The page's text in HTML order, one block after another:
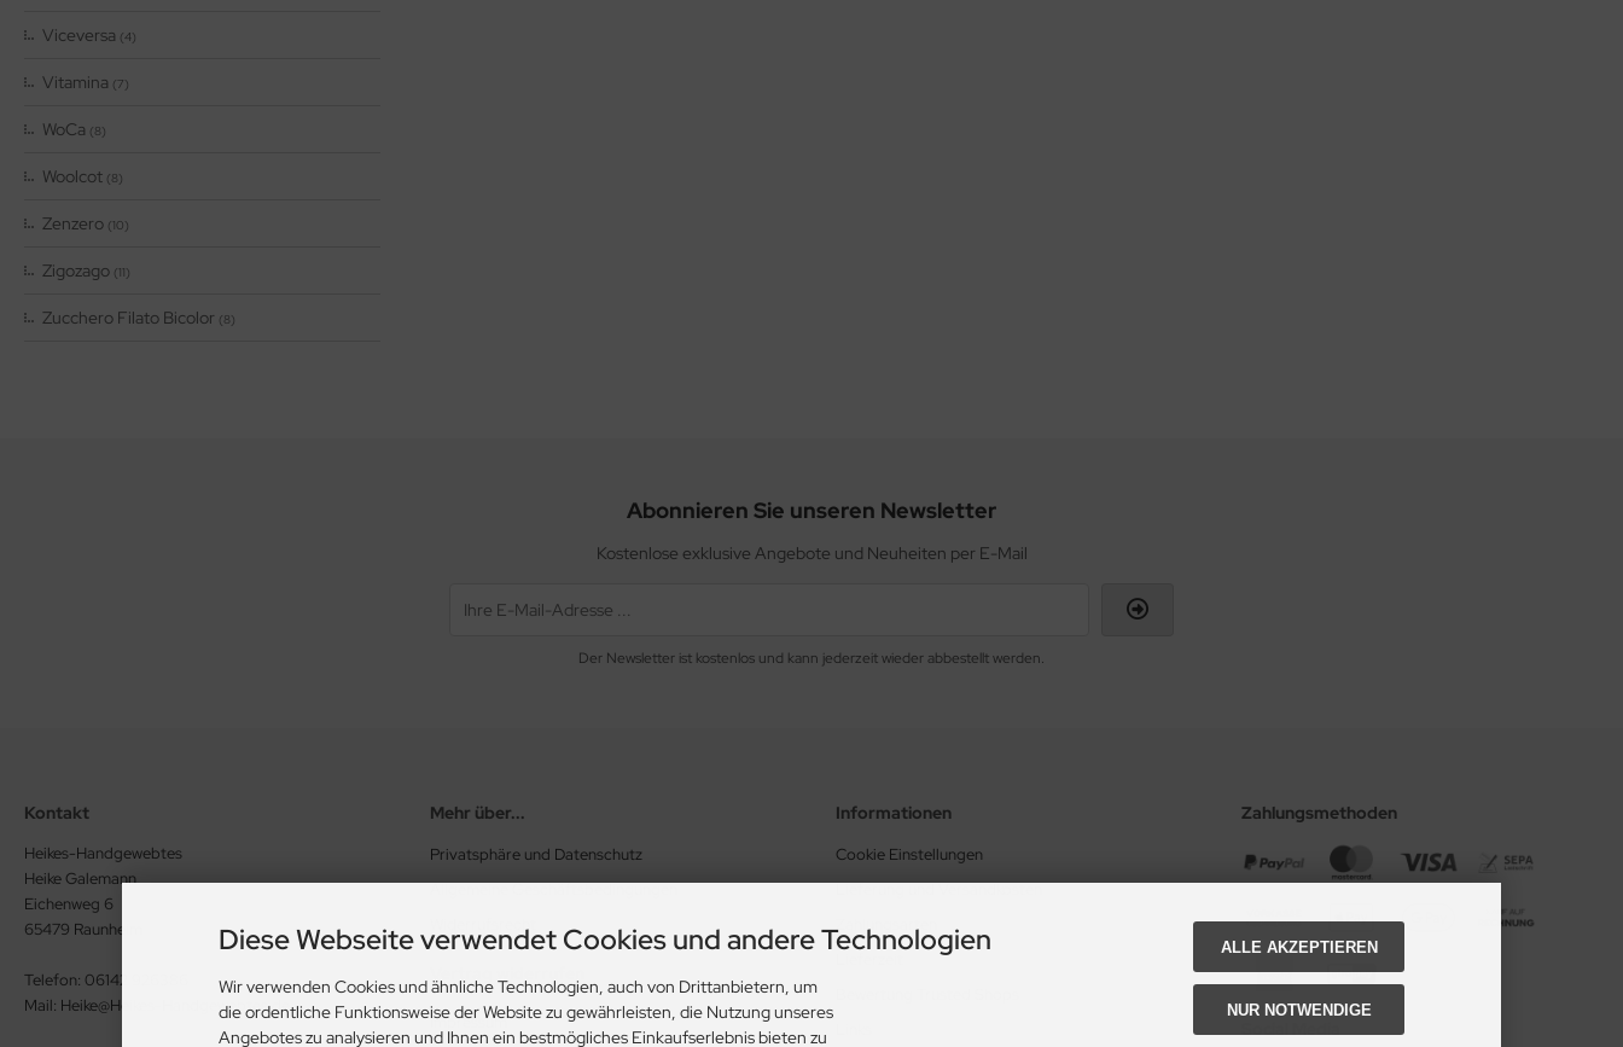
Viceversa (4)
Vitamina (7)
WoCa (8)
Woolcot (8)
Zenzero (10)
Zigozago (11)
Zucchero Filato Bicolor (8)
Abonnieren Sie unseren Newsletter
Kostenlose exklusive Angebote und Neuheiten per E-Mail
Der Newsletter ist kostenlos und kann jederzeit wieder abbestellt werden.
Kontakt
Heikes-Handgewebtes
Heike Galemann
Eichenweg 6
65479 Raunheim
Telefon: 06142 926386
Mail: Heike@Heikes-Handgewebtes.de
Mehr über...
Privatsphäre und Datenschutz
Allgemeine Geschäftsbedingungen
Widerrufsrecht
Impressum
Informationen
Cookie Einstellungen
Lieferung und Versandkosten
Zahlungsarten
Zahlungsmethoden
Diese Webseite verwendet Cookies und andere Technologien
Wir verwenden Cookies und ähnliche Technologien, auch von Drittanbietern, um
die ordentliche Funktionsweise der Website zu gewährleisten, die Nutzung unseres
Angebotes zu analysieren und Ihnen ein bestmögliches Einkaufserlebnis bieten zu
ALLE AKZEPTIEREN
NUR NOTWENDIGE